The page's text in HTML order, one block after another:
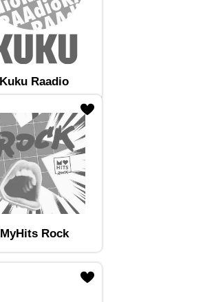
Kuku Raadio
MyHits Rock